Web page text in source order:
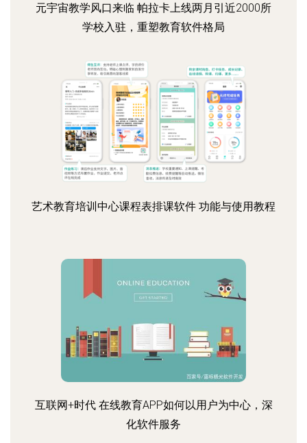
元宇宙教学风口来临 帕拉卡上线两月引近2000所
学校入驻，重塑教育软件格局
艺术教育培训中心课程表排课软件 功能与使用教程
互联网+时代 在线教育APP如何以用户为中心，深
化软件服务